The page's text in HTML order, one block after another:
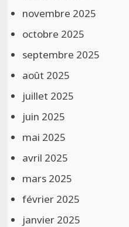
novembre 2025
octobre 2025
septembre 2025
août 2025
juillet 2025
juin 2025
mai 2025
avril 2025
mars 2025
février 2025
janvier 2025